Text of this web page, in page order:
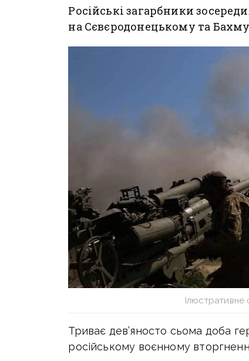
Російські загарбники
на Сєвєродонецькому та
Триває дев’яносто сьома доба
російському воєнному